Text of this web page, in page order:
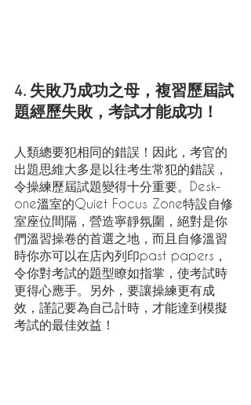
4. 失敗乃成功之母，複習歷屆試
題經歷失敗，考試才能成功！
人類總要犯相同的錯誤！因此，考官的
出題思維大多是以往考生常犯的錯誤，
令操練歷屆試題變得十分重要。Desk-
one溫室的Quiet Focus Zone特設自修
室座位間隔，營造寧靜氛圍，絕對是你
們溫習操卷的首選之地，而且自修溫習
時你亦可以在店內列印past papers，
令你對考試的題型瞭如指掌，使考試時
更得心應手。另外，要讓操練更有成
效，謹記要為自己計時，才能達到模擬
考試的最佳效益！